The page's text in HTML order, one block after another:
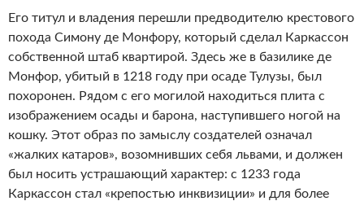
Его титул и владения перешли предводителю крестового
похода Симону де Монфору, который сделал Каркассон
собственной штаб квартирой. Здесь же в базилике де
Монфор, убитый в 1218 году при осаде Тулузы, был
похоронен. Рядом с его могилой находиться плита с
изображением осады и барона, наступившего ногой на
кошку. Этот образ по замыслу создателей означал
«жалких катаров», возомнивших себя львами, и должен
был носить устрашающий характер: с 1233 года
Каркассон стал «крепостью инквизиции» и для более